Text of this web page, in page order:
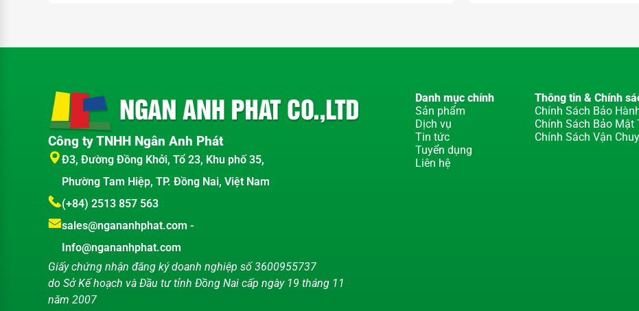
Công ty TNHH Ngân Anh Phát
Đ3, Đường Đồng Khởi, Tổ 23, Khu phố 35,
Phường Tam Hiệp, TP. Đồng Nai, Việt Nam
(+84) 2513 857 563
sales@ngananhphat.com -
Info@ngananhphat.com
Giấy chứng nhận đăng ký doanh nghiệp số 3600955737
do Sở Kế hoạch và Đầu tư tỉnh Đồng Nai cấp ngày 19 tháng 11
năm 2007
Danh mục chính
Sản phẩm
Dịch vụ
Tin tức
Tuyển dụng
Liên hệ
Thông tin & Chính
Chính Sách Bảo
Chính Sách Bảo Mật
Chính Sách Vận